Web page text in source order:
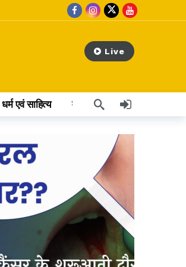
Live
धर्म एवं साहित्य वेब स्टोरी अन्य खबर